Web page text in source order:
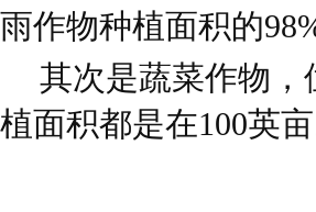
雨作物种植面积的
其次是蔬菜作物
植面积都是在100英亩